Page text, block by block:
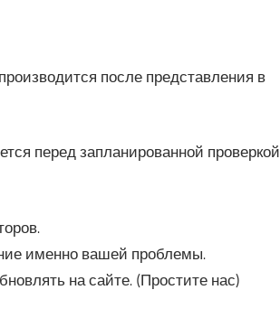
после представления в
перед запланированной проверкой
именно вашей проблемы.
на сайте. (Простите нас)